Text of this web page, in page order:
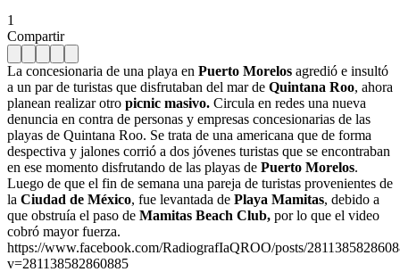
1
Compartir
La concesionaria de una playa en Puerto Morelos agredió e insultó
a un par de turistas que disfrutaban del mar de Quintana Roo, ahora
planean realizar otro picnic masivo. Circula en redes una nueva
denuncia en contra de personas y empresas concesionarias de las
playas de Quintana Roo. Se trata de una americana que de forma
despectiva y jalones corrió a dos jóvenes turistas que se encontraban
en ese momento disfrutando de las playas de Puerto Morelos.
Luego de que el fin de semana una pareja de turistas provenientes de
la Ciudad de México, fue levantada de Playa Mamitas, debido a
que obstruía el paso de Mamitas Beach Club, por lo que el video
cobró mayor fuerza.
https://www.facebook.com/RadiografIaQROO/posts/
v=281138582860885